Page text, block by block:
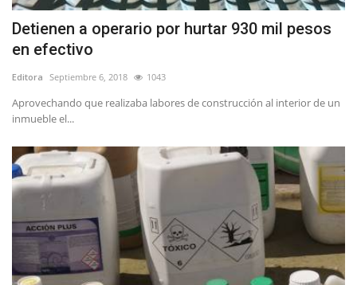
Detienen a operario por hurtar 930 mil pesos
en efectivo
Editora Septiembre 6, 2018 1043
Aprovechando que realizaba labores de construcción al interior de un
inmueble el...